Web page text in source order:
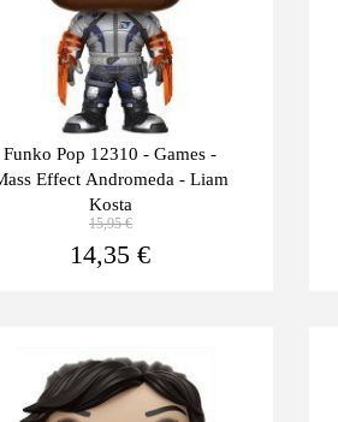
Funko Pop 12310 - Games -
Effect Andromeda - Liam
Kosta
15,95 €
14,35 €